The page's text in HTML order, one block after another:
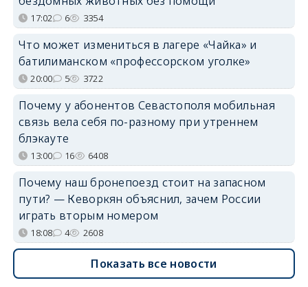
17:02 6 3354
Что может измениться в лагере «Чайка» и
батилиманском «профессорском уголке»
20:00 5 3722
Почему у абонентов Севастополя мобильная
связь вела себя по-разному при утреннем
блэкауте
13:00 16 6408
Почему наш бронепоезд стоит на запасном
пути? — Кеворкян объяснил, зачем России
играть вторым номером
18:08 4 2608
Показать все новости